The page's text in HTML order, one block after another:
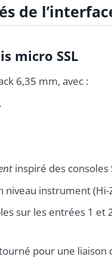
de
micro SSL
6,35 mm, avec :
inspiré des consoles
instrument
sur les entrées 1
pour une